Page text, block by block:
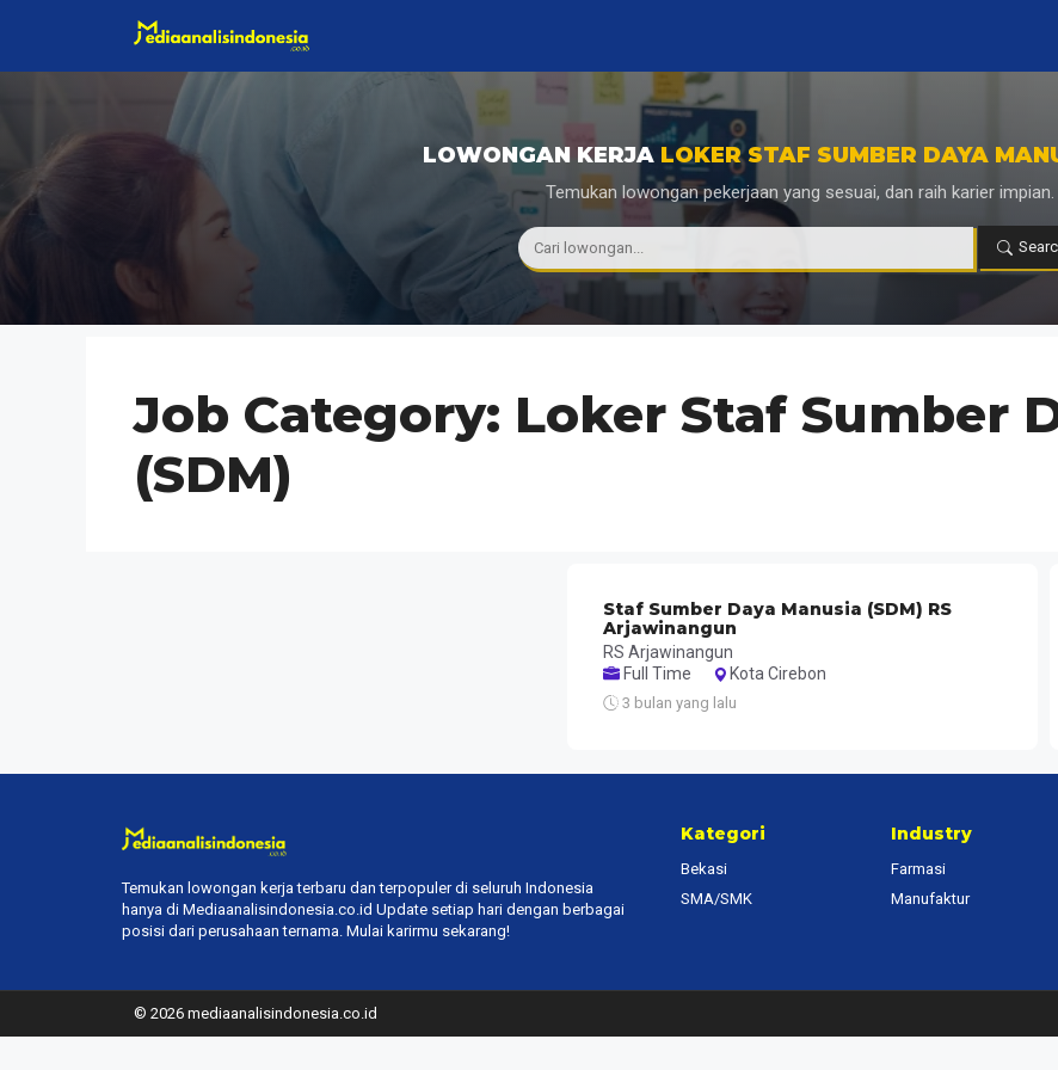
LOWONGAN KERJA LOKER STAF SUMBER DAYA
Temukan lowongan pekerjaan yang sesuai, dan raih karier impian.
Job Category: Loker Staf Sumber
(SDM)
Staf Sumber Daya Manusia (SDM) RS
Arjawinangun
RS Arjawinangun
Full Time
Kota Cirebon
3 bulan yang lalu
Temukan lowongan kerja terbaru dan terpopuler di seluruh Indonesia
hanya di Mediaanalisindonesia.co.id Update setiap hari dengan berbagai
posisi dari perusahaan ternama. Mulai karirmu sekarang!
Kategori
Bekasi
SMA/SMK
Industry
Farmasi
Manufaktur
© 2026 mediaanalisindonesia.co.id